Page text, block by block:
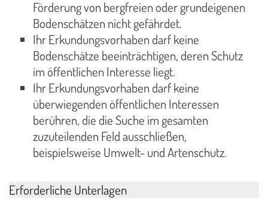
Förderung von bergfreien oder grundeigenen
Bodenschätzen nicht gefährdet.
Ihr Erkundungsvorhaben darf keine
Bodenschätze beeinträchtigen, deren Schutz
im öffentlichen Interesse liegt.
Ihr Erkundungsvorhaben darf keine
überwiegenden öffentlichen Interessen
berühren, die die Suche im gesamten
zuzuteilenden Feld ausschließen,
beispielsweise Umwelt- und Artenschutz.
Erforderliche Unterlagen